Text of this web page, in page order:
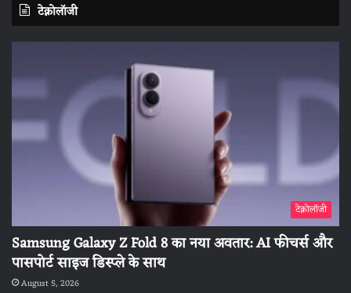
टेक्नोलॉजी
टेक्नोलॉजी
Samsung Galaxy Z Fold 8 का नया अवतार: AI फीचर्स और
पासपोर्ट साइज डिस्प्ले के साथ
August 5, 2026